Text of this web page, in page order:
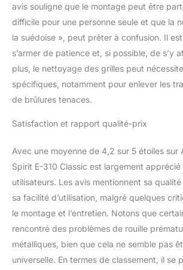
avis souligne que le montage peut être
difficile pour une personne seule et que la
la suédoise », peut prêter à confusion. Il
s’armer de patience et, si possible, de s’y
plus, le nettoyage des grilles peut
spécifiques, notamment pour enlever les
de brûlures tenaces.
Satisfaction et rapport qualité-prix
Avec une moyenne de 4,2 sur 5 étoiles sur
Spirit E-310 Classic est largement apprécié
utilisateurs. Les avis mentionnent sa
sa facilité d’utilisation, malgré quelques
le montage et l’entretien. Notons que
rencontré des problèmes de rouille
métalliques, bien que cela ne semble pas
universelle. En termes de classement, il se